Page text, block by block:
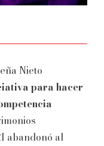
Nieto
para hacer
abandonó al